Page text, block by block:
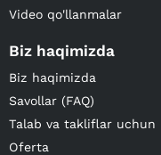
Video qo'llanmalar
Biz haqimizda
Biz haqimizda
Savollar (FAQ)
Talab va takliflar uchun
Oferta